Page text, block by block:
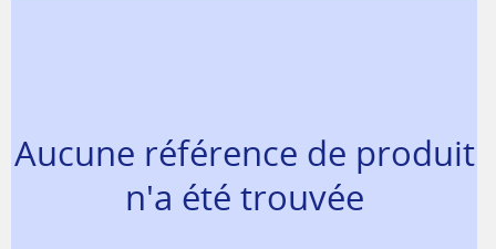
Aucune référence de produit
n'a été trouvée